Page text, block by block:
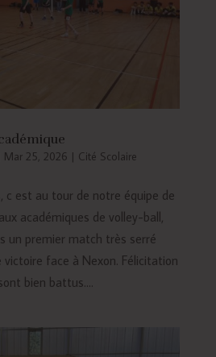
Mar 25, 2026 | Cité Scolaire
c est au tour de notre équipe de
académiques de volley-ball,
un premier match très serré
victoire face à Nexon. Félicitation
bien battus....